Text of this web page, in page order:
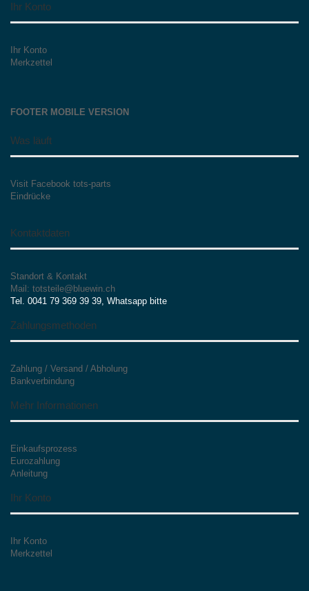
Ihr Konto
Ihr Konto
Merkzettel
FOOTER MOBILE VERSION
Was läuft
Visit Facebook tots-parts
Eindrücke
Kontaktdaten
Standort & Kontakt
Mail: totsteile@bluewin.ch
Tel. 0041 79 369 39 39, Whatsapp bitte
Zahlungsmethoden
Zahlung / Versand / Abholung
Bankverbindung
Mehr Informationen
Einkaufsprozess
Eurozahlung
Anleitung
Ihr Konto
Ihr Konto
Merkzettel